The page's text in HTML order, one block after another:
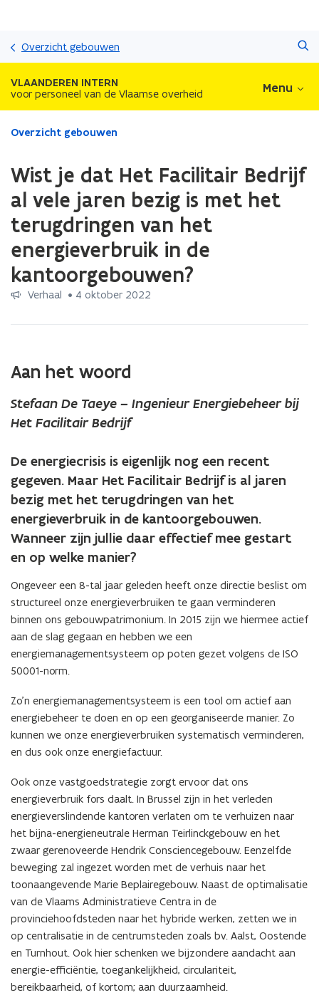
inhoud
Overzicht gebouwen
VLAANDEREN INTERN
voor personeel van de Vlaamse overheid Menu
Gedaan
bevindt
zich
op:
Wist
dat
Het
Facilitair
bezig
met
het
terugdringen
het
energieverbruik
kantoorgebouwen?
Overzicht gebouwen
Wist je dat Het Facilitair Bedrijf
al vele jaren bezig is met het
terugdringen van het
energieverbruik in de
kantoorgebouwen?
Verhaal • 4 oktober 2022
Aan het woord
Stefaan De Taeye – Ingenieur Energiebeheer bij
Het Facilitair Bedrijf
De energiecrisis is eigenlijk nog een recent
gegeven. Maar Het Facilitair Bedrijf is al jaren
bezig met het terugdringen van het
energieverbruik in de kantoorgebouwen.
Wanneer zijn jullie daar effectief mee gestart
en op welke manier?
Ongeveer een 8-tal jaar geleden heeft onze directie beslist om
structureel onze energieverbruiken te gaan verminderen
binnen ons gebouwpatrimonium. In 2015 zijn we hiermee actief
aan de slag gegaan en hebben we een
energiemanagementsysteem op poten gezet volgens de ISO
50001-norm.
Zo’n energiemanagementsysteem is een tool om actief aan
energiebeheer te doen en op een georganiseerde manier. Zo
kunnen we onze energieverbruiken systematisch verminderen,
en dus ook onze energiefactuur.
Ook onze vastgoedstrategie zorgt ervoor dat ons
energieverbruik fors daalt. In Brussel zijn in het verleden
energieverslindende kantoren verlaten om te verhuizen naar
het bijna-energieneutrale Herman Teirlinckgebouw en het
zwaar gerenoveerde Hendrik Consciencegebouw. Eenzelfde
beweging zal ingezet worden met de verhuis naar het
toonaangevende Marie Beplairegebouw. Naast de optimalisatie
van de Vlaams Administratieve Centra in de
provinciehoofdsteden naar het hybride werken, zetten we in
op centralisatie in de centrumsteden zoals bv. Aalst, Oostende
en Turnhout. Ook hier schenken we bijzondere aandacht aan
energie-efficiëntie, toegankelijkheid, circulariteit,
bereikbaarheid, of kortom; aan duurzaamheid.